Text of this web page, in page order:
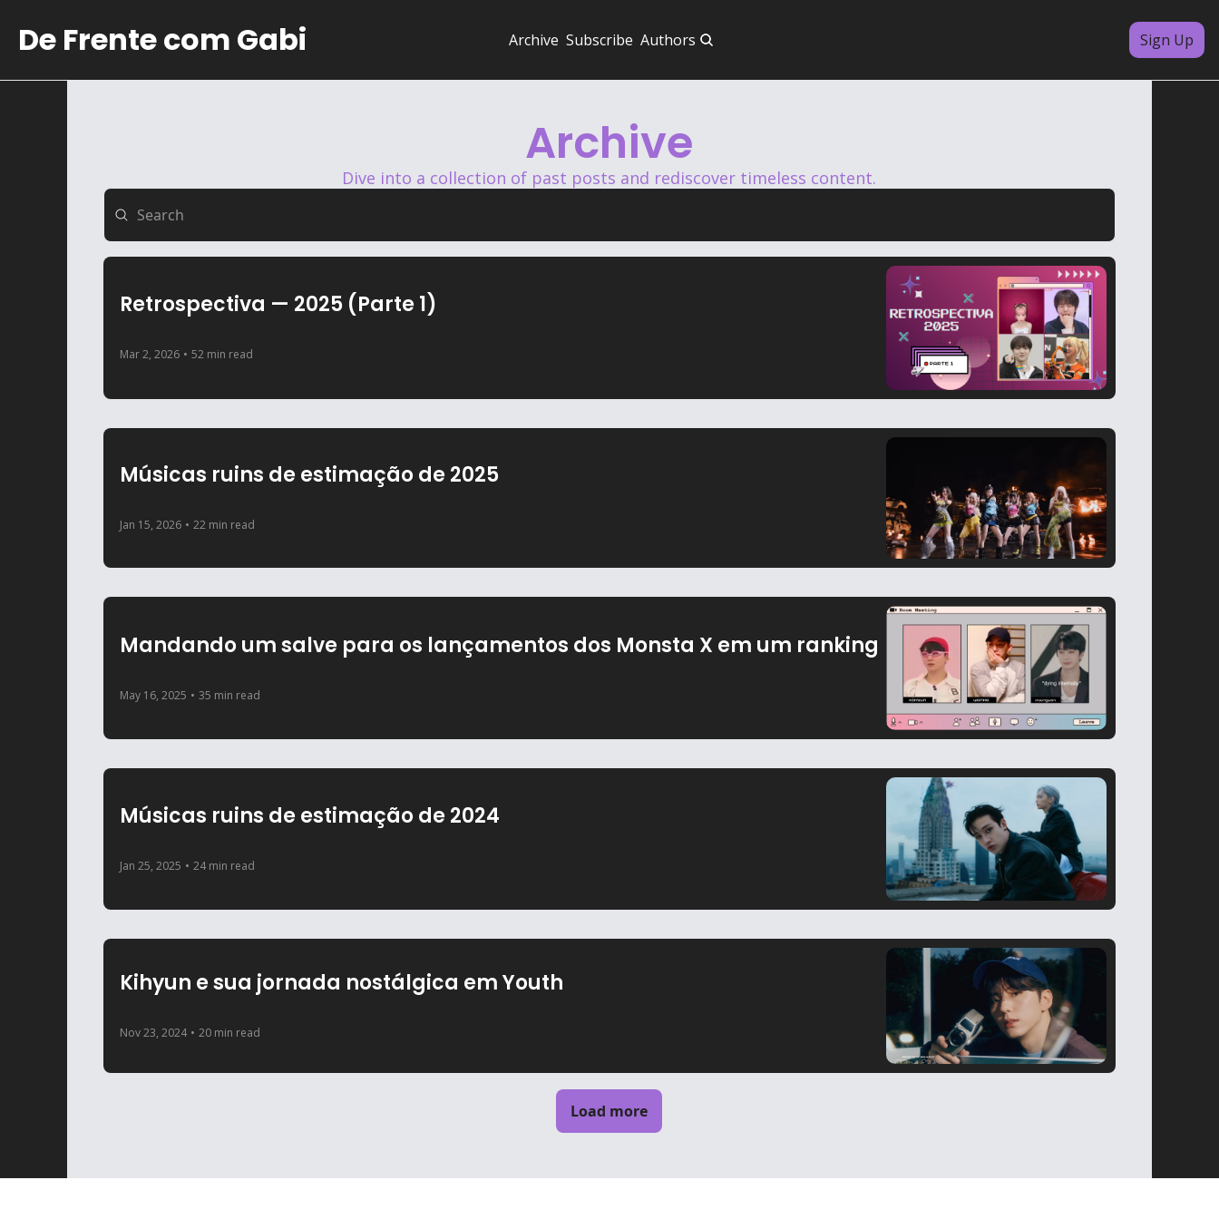
De Frente com Gabi Archive Subscribe Authors Sign Up
Archive
Dive into a collection of past posts and rediscover timeless content.
Retrospectiva — 2025 (Parte 1)
Mar 2, 2026 • 52 min read
Músicas ruins de estimação de 2025
Jan 15, 2026 • 22 min read
Mandando um salve para os lançamentos dos Monsta X em um ranking
May 16, 2025 • 35 min read
Músicas ruins de estimação de 2024
Jan 25, 2025 • 24 min read
Kihyun e sua jornada nostálgica em Youth
Nov 23, 2024 • 20 min read
Load more